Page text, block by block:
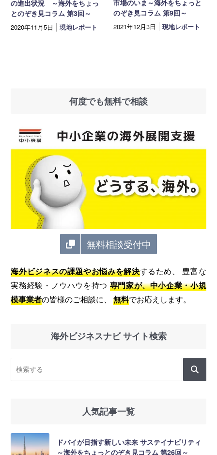
の進出状況 ～海外をちょっ
とのぞき見コラム 第3回～
2020年11月5日 現地レポート
市場のいま～海外をちょっと
のぞき見コラム 第9回～
2021年12月3日 現地レポート
何度でも無料で相談
無料相談受付中
海外ビジネスの課題やお悩みを解決するため、 豊富な
実務経験・ノウハウを持つ 専門家が、中小企業・小規
模事業者の皆様のご相談に、無料でお応えします。
海外ビジネスナビ サイト検索
人気記事一覧
ドバイが目指す新しい未来 サステイナビリティ
～海外をちょっとのぞき見コラム 第26回～